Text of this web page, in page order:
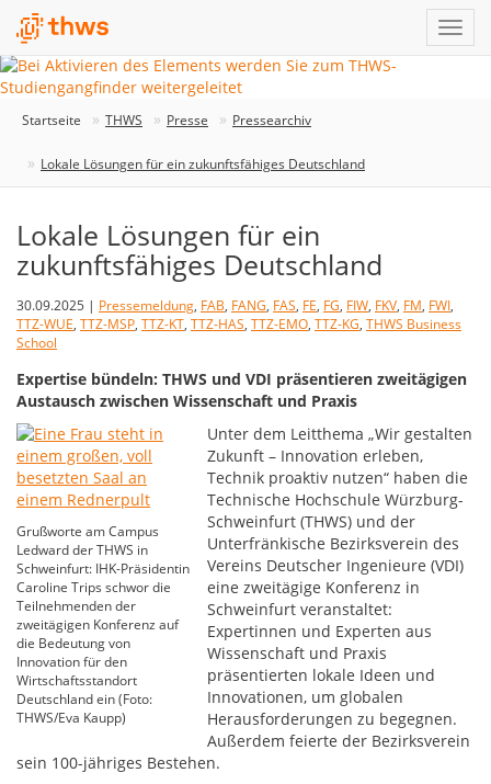
Startseite THWS Presse Pressearchiv
Lokale Lösungen für ein zukunftsfähiges Deutschland
Lokale Lösungen für ein
zukunftsfähiges Deutschland
30.09.2025 | Pressemeldung, FAB, FANG, FAS, FE, FG, FIW, FKV, FM, FWI,
TTZ-WUE, TTZ-MSP, TTZ-KT, TTZ-HAS, TTZ-EMO, TTZ-KG, THWS Business
School
Expertise bündeln: THWS und VDI präsentieren zweitägigen
Austausch zwischen Wissenschaft und Praxis
Grußworte am Campus
Ledward der THWS in
Schweinfurt: IHK-Präsidentin
Caroline Trips schwor die
Teilnehmenden der
zweitägigen Konferenz auf
die Bedeutung von
Innovation für den
Wirtschaftsstandort
Deutschland ein (Foto:
THWS/Eva Kaupp)
Unter dem Leitthema „Wir gestalten
Zukunft – Innovation erleben,
Technik proaktiv nutzen“ haben die
Technische Hochschule Würzburg-
Schweinfurt (THWS) und der
Unterfränkische Bezirksverein des
Vereins Deutscher Ingenieure (VDI)
eine zweitägige Konferenz in
Schweinfurt veranstaltet:
Expertinnen und Experten aus
Wissenschaft und Praxis
präsentierten lokale Ideen und
Innovationen, um globalen
Herausforderungen zu begegnen.
Außerdem feierte der Bezirksverein
sein 100-jähriges Bestehen.